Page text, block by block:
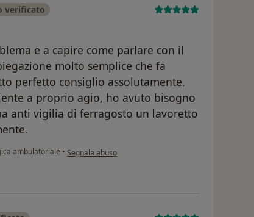
verificato
e a capire come parlare con il
molto semplice che fa
perfetto consiglio assolutamente.
a proprio agio, ho avuto bisogno
anti vigilia di ferragosto un lavoretto
ambulatoriale • secondo l'opinione dell'utente PEPPINELLO
Segnala abuso